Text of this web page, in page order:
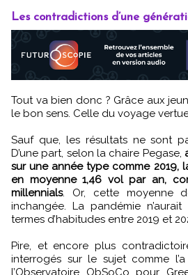
Les contradictions d’une
Tout va bien donc ? Grâce aux jeunes Z, nous allons dans
le bon sens. Celle du voyage
Sauf que, les résultats ne sont
D’une part, selon la chaire Pegase,
sur une année type comme 2019,
en moyenne 1,46 vol par an,
millennials. Or, cette moyenne
inchangée. La pandémie
termes d’habitudes entre 2019 et
Pire, et encore plus
interrogés sur le sujet comme
l’Observatoire ObSoCo pour